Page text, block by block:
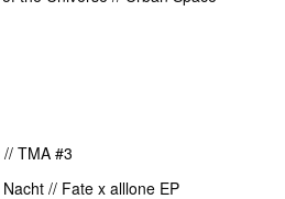
TMA #3
// Fate x alllone EP